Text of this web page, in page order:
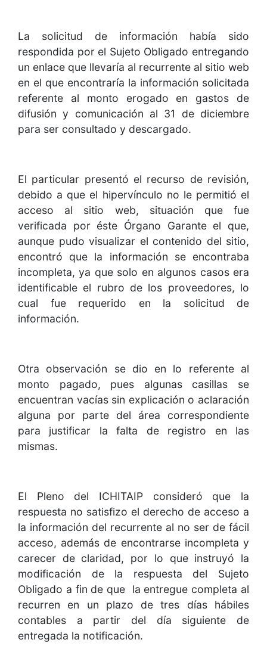
La solicitud de información había sido
respondida por el Sujeto Obligado entregando
un enlace que llevaría al recurrente al sitio web
en el que encontraría la información solicitada
referente al monto erogado en gastos de
difusión y comunicación al 31 de diciembre
para ser consultado y descargado.
El particular presentó el recurso de revisión,
debido a que el hipervínculo no le permitió el
acceso al sitio web, situación que fue
verificada por éste Órgano Garante el que,
aunque pudo visualizar el contenido del sitio,
encontró que la información se encontraba
incompleta, ya que solo en algunos casos era
identificable el rubro de los proveedores, lo
cual fue requerido en la solicitud de
información.
Otra observación se dio en lo referente al
monto pagado, pues algunas casillas se
encuentran vacías sin explicación o aclaración
alguna por parte del área correspondiente
para justificar la falta de registro en las
mismas.
El Pleno del ICHITAIP consideró que la
respuesta no satisfizo el derecho de acceso a
la información del recurrente al no ser de fácil
acceso, además de encontrarse incompleta y
carecer de claridad, por lo que instruyó la
modificación de la respuesta del Sujeto
Obligado a fin de que la entregue completa al
recurren en un plazo de tres días hábiles
contables a partir del día siguiente de
entregada la notificación.